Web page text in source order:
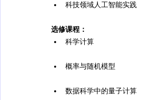
科技领域人工智能实践
选修课程：
科学计算
概率与随机模型
数据科学中的量子计算